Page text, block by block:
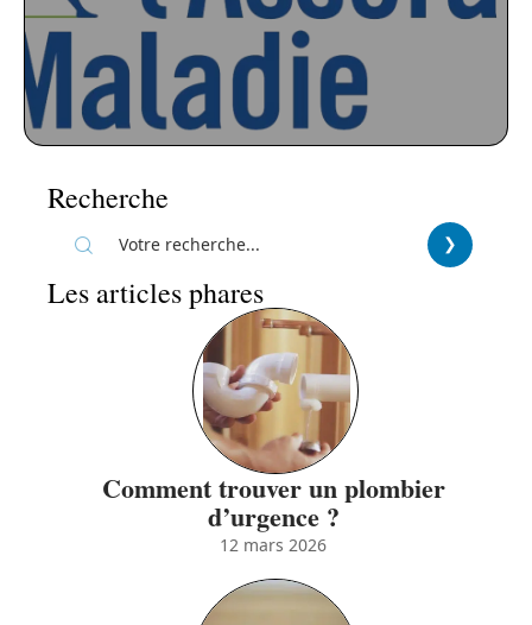
Recherche
Les articles phares
Comment trouver un plombier
d’urgence ?
12 mars 2026